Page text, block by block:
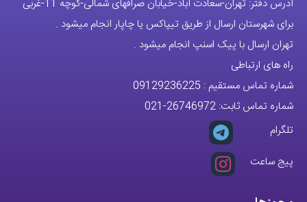
آدرس دفتر: تهران-سعادت آباد-خیابان صرافهای شمالی-کوچه 11-غربی
برای شهرستان ارسال از طریق تیپاکس یا چاپار انجام میشود .
تهران ارسال با پیک اسنپ انجام میشود .
راه های ارتباطی
شماره تماس مستقیم : 09129236225
شماره تماس ثابت: 26746972
-021
تلگرام
پیج ساعت